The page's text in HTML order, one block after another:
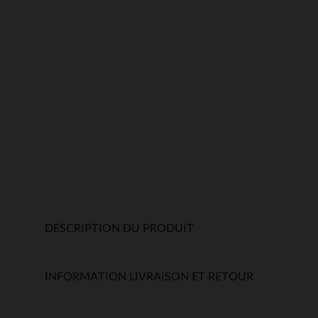
DESCRIPTION DU PRODUIT
INFORMATION LIVRAISON ET RETOUR